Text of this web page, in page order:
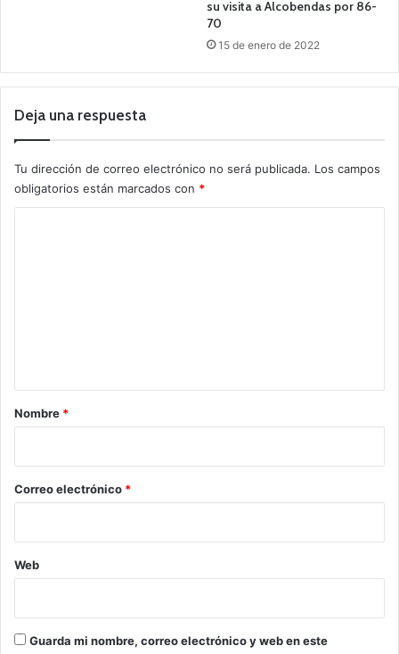
su visita a Alcobendas por 86-
70
15 de enero de 2022
Deja una respuesta
Tu dirección de correo electrónico no será publicada. Los campos
obligatorios están marcados con *
r
*
Nombre *
Correo electrónico *
Web
Guarda mi nombre, correo electrónico y web en este